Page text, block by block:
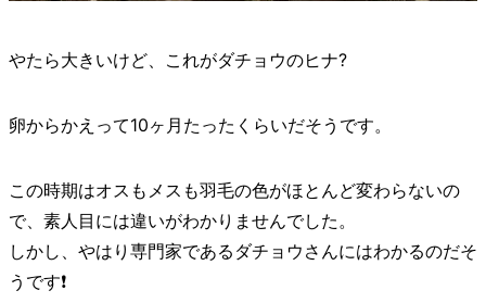
やたら大きいけど、これがダチョウのヒナ?
卵からかえって10ヶ月たったくらいだそうです。
この時期はオスもメスも羽毛の色がほとんど変わらないの
で、素人目には違いがわかりませんでした。
しかし、やはり専門家であるダチョウさんにはわかるのだそ
うです❗